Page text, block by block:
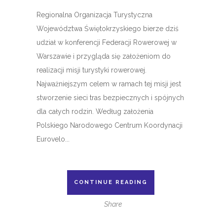
Regionalna Organizacja Turystyczna
Województwa Świętokrzyskiego bierze dziś
udział w konferencji Federacji Rowerowej w
Warszawie i przygląda się założeniom do
realizacji misji turystyki rowerowej.
Najważniejszym celem w ramach tej misji jest
stworzenie sieci tras bezpiecznych i spójnych
dla całych rodzin. Według założenia
Polskiego Narodowego Centrum Koordynacji
Eurovelo...
CONTINUE READING
Share